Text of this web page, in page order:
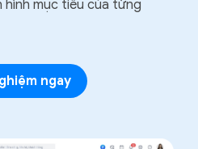
mục tiêu của từng
ngay